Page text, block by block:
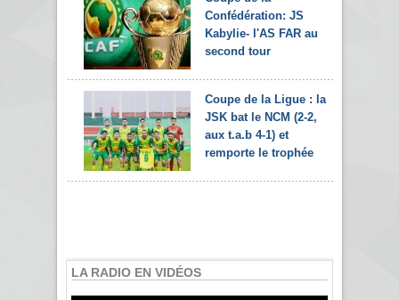
Confédération: JS
Kabylie- l'AS FAR au
second tour
Coupe de la Ligue : la
JSK bat le NCM (2-2,
aux t.a.b 4-1) et
remporte le trophée
LA RADIO EN VIDÉOS